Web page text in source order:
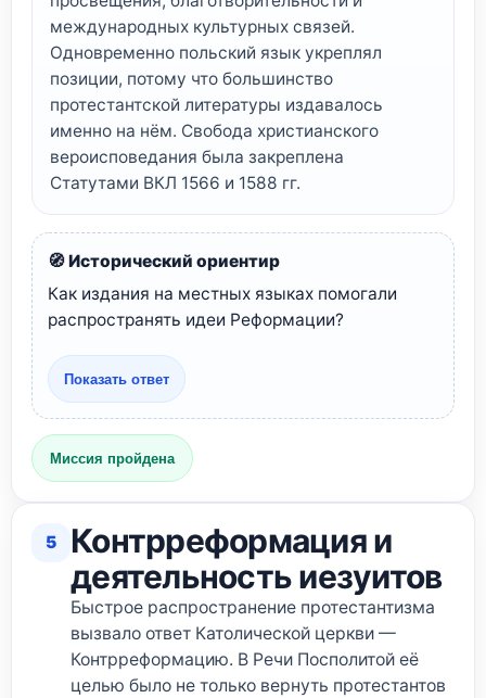
международных культурных связей.
Одновременно польский язык укреплял
позиции, потому что большинство
протестантской литературы издавалось
именно на нём. Свобода христианского
вероисповедания была закреплена
Статутами ВКЛ 1566 и 1588 гг.
🧭 Исторический ориентир
Как издания на местных языках помогали
распространять идеи Реформации?
Показать ответ
Миссия пройдена
5
Контрреформация и
деятельность иезуитов
Быстрое распространение протестантизма
вызвало ответ Католической церкви —
Контрреформацию. В Речи Посполитой её
целью было не только вернуть протестантов